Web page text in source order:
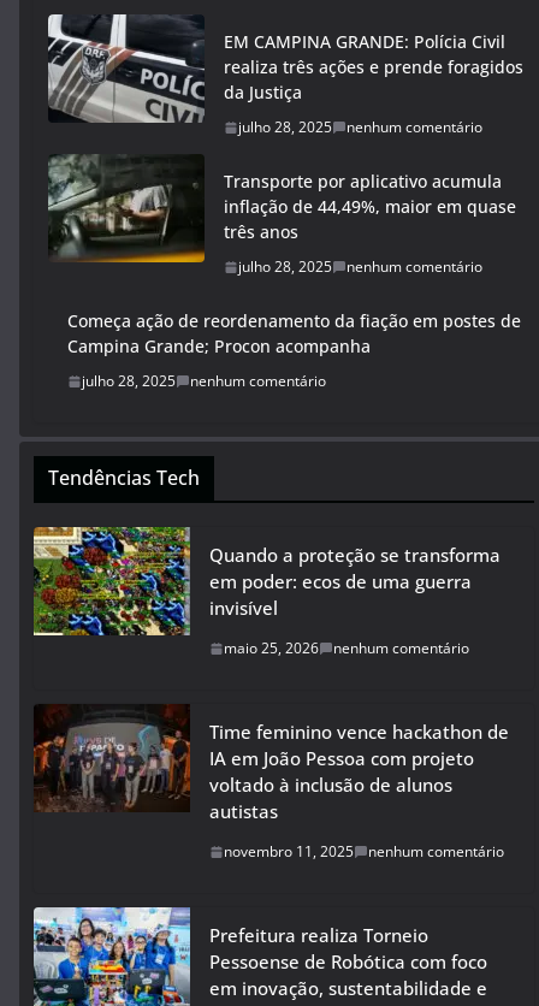
EM CAMPINA GRANDE: Polícia Civil
realiza três ações e prende foragidos
da Justiça
julho 28, 2025 nenhum comentário
Transporte por aplicativo acumula
inflação de 44,49%, maior em quase
três anos
julho 28, 2025 nenhum comentário
Começa ação de reordenamento da fiação em postes de
Campina Grande; Procon acompanha
julho 28, 2025 nenhum comentário
Tendências Tech
Quando a proteção se transforma
em poder: ecos de uma guerra
invisível
maio 25, 2026 nenhum comentário
Time feminino vence hackathon de
IA em João Pessoa com projeto
voltado à inclusão de alunos
autistas
novembro 11, 2025 nenhum comentário
Prefeitura realiza Torneio
Pessoense de Robótica com foco
em inovação, sustentabilidade e